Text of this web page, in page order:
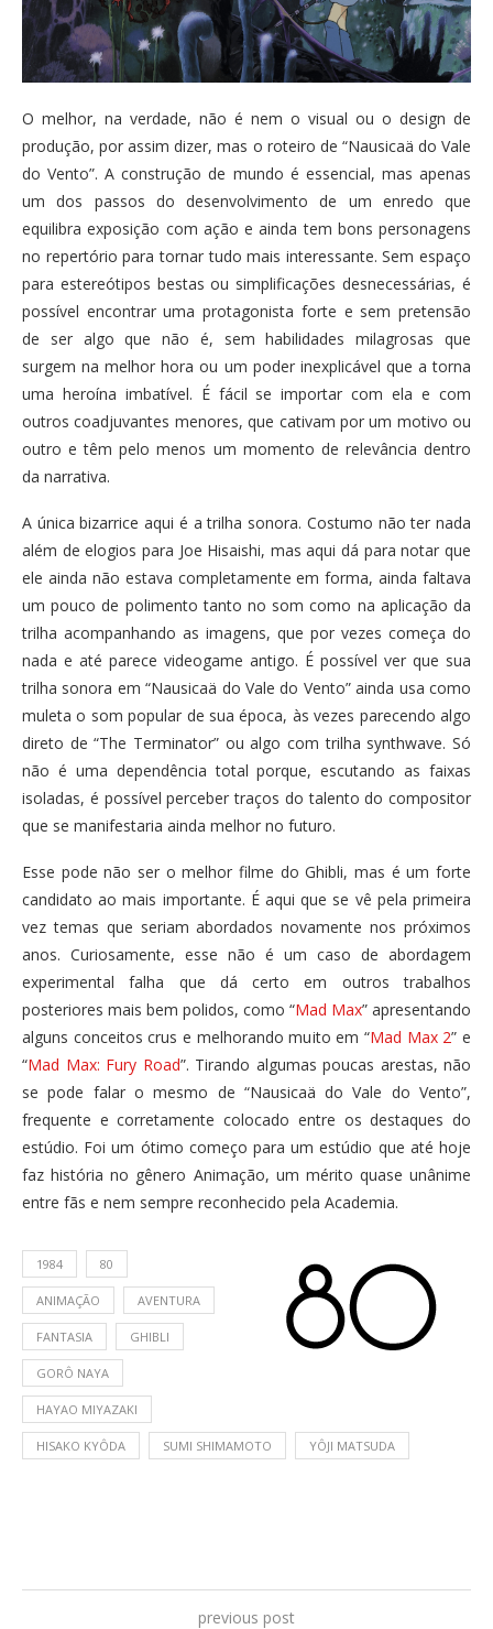
O melhor, na verdade, não é nem o visual ou o design de
produção, por assim dizer, mas o roteiro de “Nausicaä do Vale
do Vento”. A construção de mundo é essencial, mas apenas
um dos passos do desenvolvimento de um enredo que
equilibra exposição com ação e ainda tem bons personagens
no repertório para tornar tudo mais interessante. Sem espaço
para estereótipos bestas ou simplificações desnecessárias, é
possível encontrar uma protagonista forte e sem pretensão
de ser algo que não é, sem habilidades milagrosas que
surgem na melhor hora ou um poder inexplicável que a torna
uma heroína imbatível. É fácil se importar com ela e com
outros coadjuvantes menores, que cativam por um motivo ou
outro e têm pelo menos um momento de relevância dentro
da narrativa.
A única bizarrice aqui é a trilha sonora. Costumo não ter nada
além de elogios para Joe Hisaishi, mas aqui dá para notar que
ele ainda não estava completamente em forma, ainda faltava
um pouco de polimento tanto no som como na aplicação da
trilha acompanhando as imagens, que por vezes começa do
nada e até parece videogame antigo. É possível ver que sua
trilha sonora em “Nausicaä do Vale do Vento” ainda usa como
muleta o som popular de sua época, às vezes parecendo algo
direto de “The Terminator” ou algo com trilha synthwave. Só
não é uma dependência total porque, escutando as faixas
isoladas, é possível perceber traços do talento do compositor
que se manifestaria ainda melhor no futuro.
Esse pode não ser o melhor filme do Ghibli, mas é um forte
candidato ao mais importante. É aqui que se vê pela primeira
vez temas que seriam abordados novamente nos próximos
anos. Curiosamente, esse não é um caso de abordagem
experimental falha que dá certo em outros trabalhos
posteriores mais bem polidos, como “Mad Max” apresentando
alguns conceitos crus e melhorando muito em “Mad Max 2” e
“Mad Max: Fury Road”. Tirando algumas poucas arestas, não
se pode falar o mesmo de “Nausicaä do Vale do Vento”,
frequente e corretamente colocado entre os destaques do
estúdio. Foi um ótimo começo para um estúdio que até hoje
faz história no gênero Animação, um mérito quase unânime
entre fãs e nem sempre reconhecido pela Academia.
1984 80
ANIMAÇÃO AVENTURA
FANTASIA GHIBLI
GORÔ NAYA
HAYAO MIYAZAKI
HISAKO KYÔDA SUMI SHIMAMOTO YÔJI MATSUDA
previous post